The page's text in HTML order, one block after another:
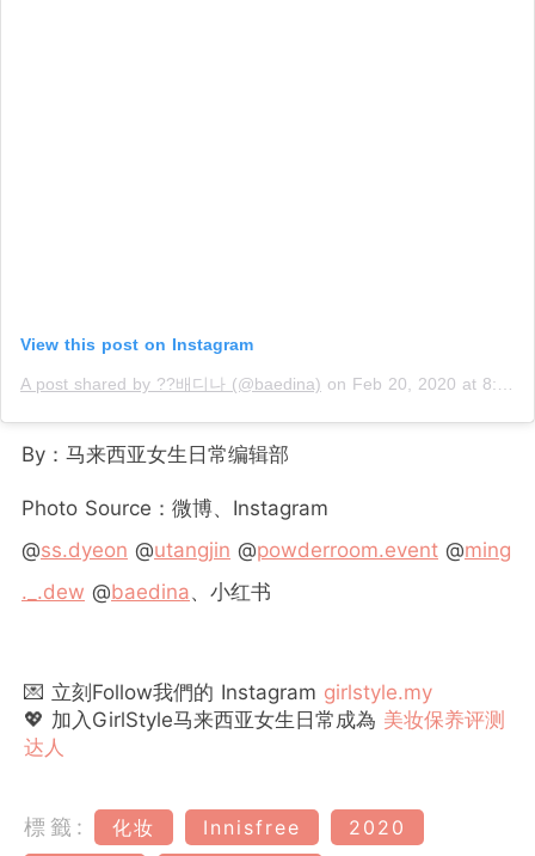
View this post on Instagram
A post shared by ??배디나 (@baedina) on Feb 20, 2020 at 8:32am PST
By：马来西亚女生日常编辑部
Photo Source：微博、Instagram
@ss.dyeon @utangjin @powderroom.event @ming
._.dew @baedina、小红书
💌 立刻Follow我們的 Instagram girlstyle.my
💖 加入GirlStyle马来西亚女生日常成為 美妆保养评测
达人
標籤: 化妆 Innisfree
2020